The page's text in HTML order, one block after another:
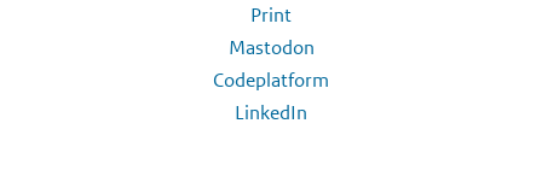
Print
Mastodon
Codeplatform
LinkedIn